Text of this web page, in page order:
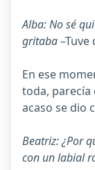
Alba: No sé
gritaba
En ese
toda, parecía
acaso se dio
Beatriz: ¿Por
con un labial